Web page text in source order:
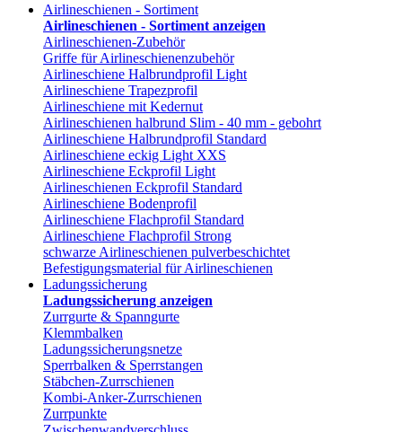
Airlineschienen - Sortiment
Airlineschienen - Sortiment anzeigen
Airlineschienen-Zubehör
Griffe für Airlineschienenzubehör
Airlineschiene Halbrundprofil Light
Airlineschiene Trapezprofil
Airlineschiene mit Kedernut
Airlineschienen halbrund Slim - 40 mm - gebohrt
Airlineschiene Halbrundprofil Standard
Airlineschiene eckig Light XXS
Airlineschiene Eckprofil Light
Airlineschienen Eckprofil Standard
Airlineschiene Bodenprofil
Airlineschiene Flachprofil Standard
Airlineschiene Flachprofil Strong
schwarze Airlineschienen pulverbeschichtet
Befestigungsmaterial für Airlineschienen
Ladungssicherung
Ladungssicherung anzeigen
Zurrgurte & Spanngurte
Klemmbalken
Ladungssicherungsnetze
Sperrbalken & Sperrstangen
Stäbchen-Zurrschienen
Kombi-Anker-Zurrschienen
Zurrpunkte